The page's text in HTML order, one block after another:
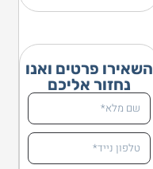
השאירו פרטים ואנו
נחזור אליכם